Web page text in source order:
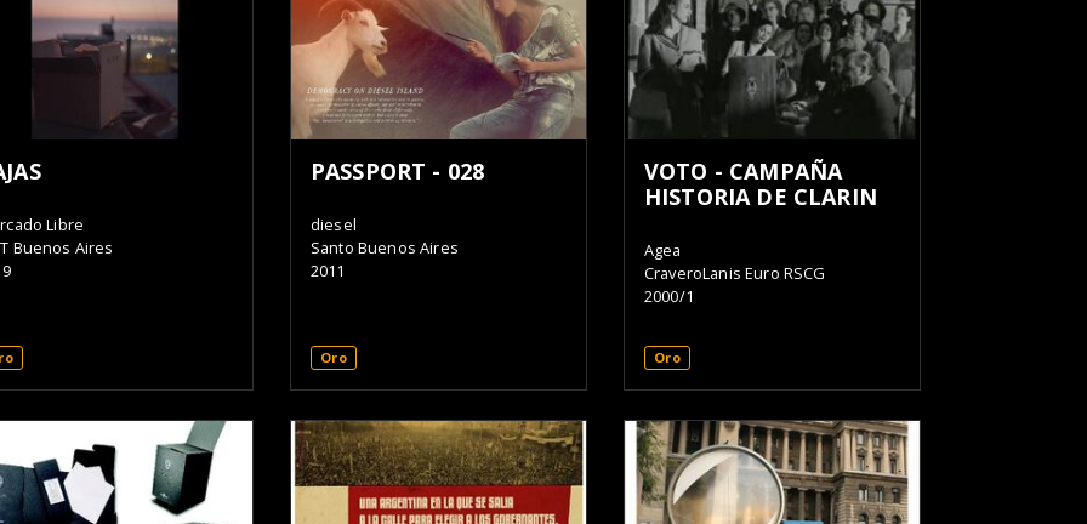
Libre
Buenos Aires
PASSPORT - 028
diesel
Santo Buenos Aires
2011
Oro
VOTO - CAMPAÑA
HISTORIA DE CLARIN
Agea
CraveroLanis Euro RSCG
2000/1
Oro